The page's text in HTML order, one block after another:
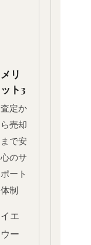
メリ
ット3
査定か
ら売却
まで安
心のサ
ポート
体制
イエ
ウー